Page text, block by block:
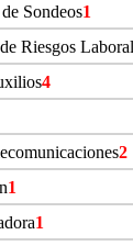
Sondeos1
Riesgos
4
2
1
1